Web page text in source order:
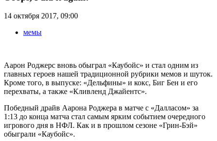
14 октября 2017, 09:00
мемы
Аарон Роджерс вновь обыграл «Каубойс» и стал одним из
главных героев нашей традиционной рубрики мемов и шуток.
Кроме того, в выпуске: «Дельфины» и кокс, Биг Бен и его
перехваты, а также «Кливленд Джайентс».
Победный драйв Аарона Роджера в матче с «Далласом» за
1:13 до конца матча стал самым ярким событием очередного
игрового дня в НФЛ. Как и в прошлом сезоне «Грин-Бэй»
обыграли «Каубойс».